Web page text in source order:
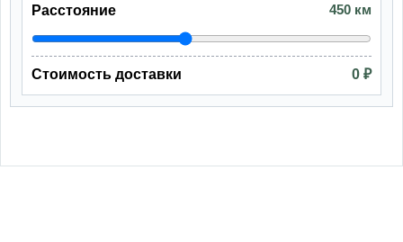
Расстояние 450 км
Стоимость доставки 0 ₽